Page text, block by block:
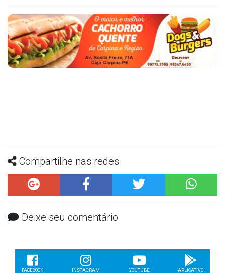
Compartilhe nas redes
Deixe seu comentário
FACEBOOK INSTAGRAM YOUTUBE APLICATIVO